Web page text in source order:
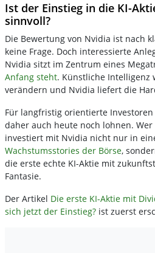
Ist der Einstieg in die KI-
sinnvoll?
Die Bewertung von Nvidia ist nach
keine Frage. Doch interessierte
Nvidia sitzt im Zentrum eines
Anfang steht. Künstliche Intelligenz
verändern und Nvidia liefert die
Für langfristig orientierte
daher auch heute noch lohnen.
investiert mit Nvidia nicht nur in
Wachstumsstories der Börse,
die erste echte KI-Aktie mit
Fantasie.
Der Artikel Die erste KI-Aktie mit
sich jetzt der Einstieg? ist zuerst